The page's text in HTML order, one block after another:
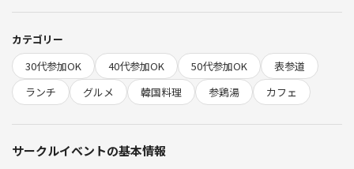
種類あり自分好みの味変もできる美味しく身体にいい参鶏湯をコンクリ
ート打ち放しでカウンター席のみの無機質でおしゃれな空間でいただけ
ます🍭
表参道駅A2出口徒歩約5分
https://tabelog.com/tokyo/A1306/A130602/13286336/
カテゴリー
30代参加OK
40代参加OK 50代参加OK
表参道
ランチ
グルメ 韓国料理 参鶏湯 カフェ
サークルイベントの基本情報